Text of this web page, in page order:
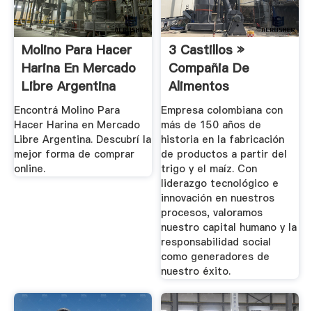
Molino Para Hacer
Harina En Mercado
Libre Argentina
Encontrá Molino Para
Hacer Harina en Mercado
Libre Argentina. Descubrí la
mejor forma de comprar
online.
3 Castillos »
Compañia De
Alimentos
Empresa colombiana con
más de 150 años de
historia en la fabricación
de productos a partir del
trigo y el maíz. Con
liderazgo tecnológico e
innovación en nuestros
procesos, valoramos
nuestro capital humano y la
responsabilidad social
como generadores de
nuestro éxito.